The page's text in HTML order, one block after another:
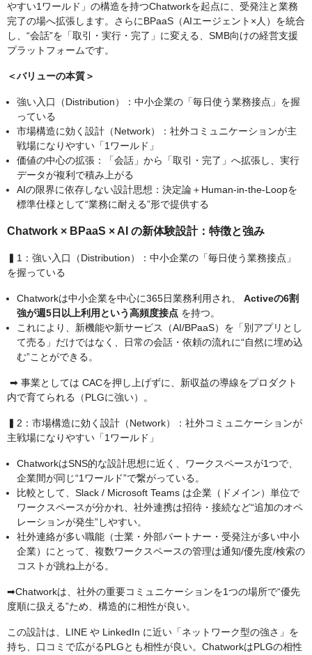
やすい1ワールド」の構造を持つChatworkを起点に、受発注と業務
完了の場へ拡張します。さらにBPaaS（AIエージェント×人）を統合
し、“会話”を「取引・実行・完了」に変える、SMB向けの経営支援
プラットフォームです。
＜バリューの本質＞
強い入口（Distribution）：中小企業の「毎日使う業務接点」を握
っている
市場構造に効く設計（Network）：社外コミュニケーションが主
戦場になりやすい「1ワールド」
価値の中心の拡張：「会話」から「取引・完了」へ拡張し、実行
データが複利で積み上がる
AIの限界に依存しない設計思想：決定論＋Human-in-the-Loopを
標準仕様として“業務に耐える”形で提供する
Chatwork × BPaaS × AI の新体験設計：特徴と強み
▍1：強い入口（Distribution）：中小企業の「毎日使う業務接点」
を握っている
Chatworkは中小企業を中心に365日業務利用され、 Activeの6割
強が週5日以上利用という高頻度接点 を持つ。
これにより、新機能や新サービス（AI/BPaaS）を「別アプリとし
て売る」だけではなく、日常の会話・依頼の流れに“自然に埋め込
む”ことができる。
➡︎ 事業としては CACを押し上げずに、新収益の導線をプロダクト
内で育てられる（PLGに強い）。
▍2：市場構造に効く設計（Network）：社外コミュニケーションが
主戦場になりやすい「1ワールド」
ChatworkはSNS的な設計思想に近く、ワークスペースが1つで、
企業間が同じ“1ワールド”で繋がっている。
比較として、Slack / Microsoft Teams は企業（ドメイン）単位で
ワークスペースが分かれ、社外連携は招待・接続など“追加のオペ
レーションが発生”しやすい。
社外連絡が多い職能（士業・外部パートナー・受発注が多い中小
企業）にとって、複数ワークスペースの管理は通知/優先度/検索の
コストが跳ね上がる。
➡︎Chatworkは、社外の重要コミュニケーションを1つの場所で“優先
度順に扱える”ため、構造的に相性が良い。
この設計は、LINE や LinkedIn に近い「ネットワーク型の強さ」を
持ち、口コミで広がるPLGとも相性が良い。ChatworkはPLGの相性